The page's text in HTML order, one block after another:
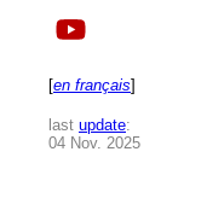
[en français]
last update:
04 Nov. 2025